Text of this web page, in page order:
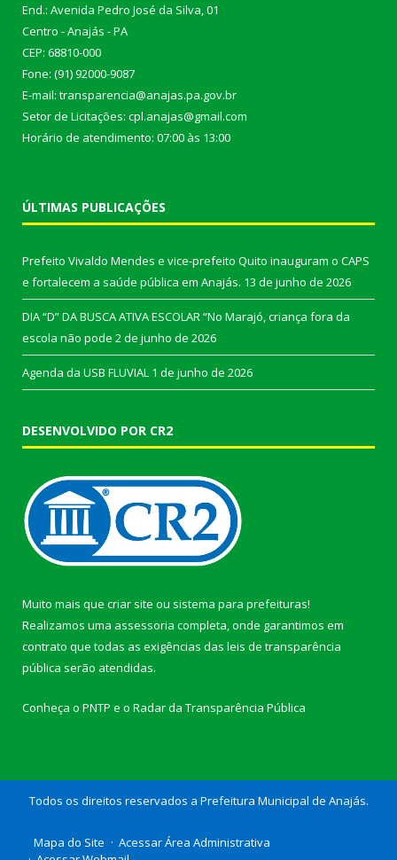
End.: Avenida Pedro José da Silva, 01
Centro - Anajás - PA
CEP: 68810-000
Fone: (91) 92000-9087
E-mail: transparencia@anajas.pa.gov.br
Setor de Licitações: cpl.anajas@gmail.com
Horário de atendimento: 07:00 às 13:00
ÚLTIMAS PUBLICAÇÕES
Prefeito Vivaldo Mendes e vice-prefeito Quito inauguram o CAPS
e fortalecem a saúde pública em Anajás. 13 de junho de 2026
DIA “D” DA BUSCA ATIVA ESCOLAR “No Marajó, criança fora da
escola não pode 2 de junho de 2026
Agenda da USB FLUVIAL 1 de junho de 2026
DESENVOLVIDO POR CR2
Muito mais que criar site ou sistema para prefeituras!
Realizamos uma assessoria completa, onde garantimos em
contrato que todas as exigências das leis de transparência
pública serão atendidas.
Conheça o PNTP e o Radar da Transparência Pública
Todos os direitos reservados a Prefeitura Municipal de Anajás.
Mapa do Site
Acessar Área Administrativa